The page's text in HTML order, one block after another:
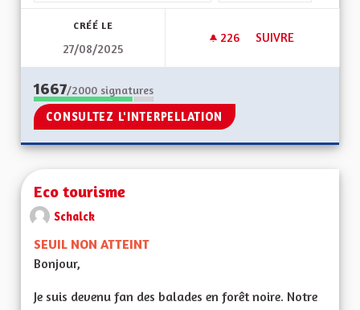
CRÉÉ LE
27/08/2025
226 226 ABONNÉS
SUIVRE
1667/2000 signatures
CONSULTEZ L'INTERPELLATION
Eco tourisme
Schalck
SEUIL NON ATTEINT
Bonjour,
Je suis devenu fan des balades en forêt noire. Notre